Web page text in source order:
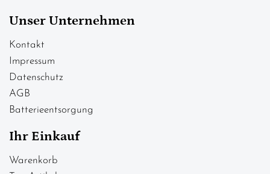
Unser Unternehmen
Kontakt
Impressum
Datenschutz
AGB
Batterieentsorgung
Ihr Einkauf
Warenkorb